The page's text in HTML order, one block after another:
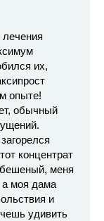
их,
опыте!
обычный
концентрат
бешеный, меня
а моя дама
и
удивить